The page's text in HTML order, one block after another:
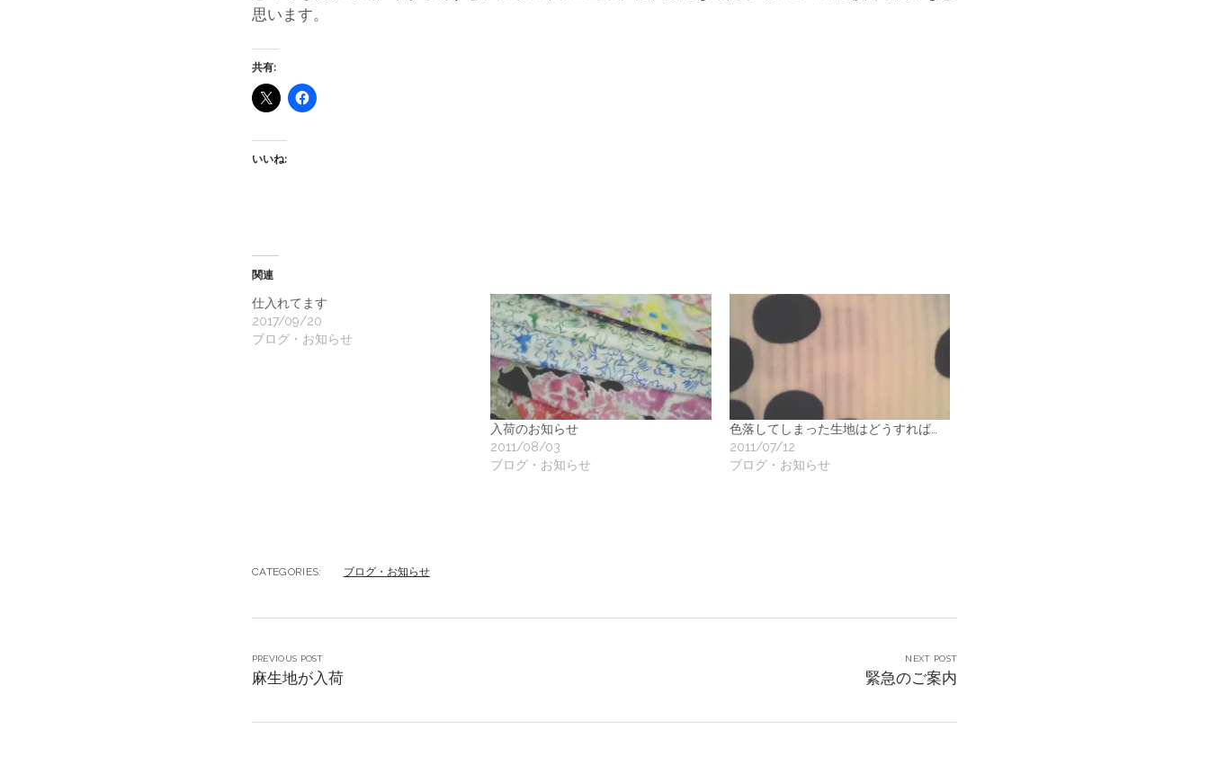
ー
思います。
共有:
いいね:
関連
仕入れてます
2017/09/20
ブログ・お知らせ
入荷のお知らせ
2011/08/03
ブログ・お知らせ
色落してしまった生地はどうすれば…
2011/07/12
ブログ・お知らせ
CATEGORIES: ブログ・お知らせ
PREVIOUS POST
麻生地が入荷
NEXT POST
緊急のご案内